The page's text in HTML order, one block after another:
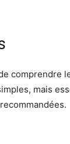
comprendre
mais